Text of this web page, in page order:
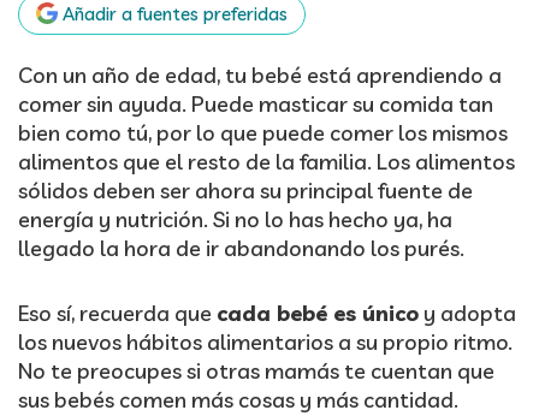
Añadir a fuentes preferidas
Con un año de edad, tu bebé está aprendiendo a
comer sin ayuda. Puede masticar su comida tan
bien como tú, por lo que puede comer los mismos
alimentos que el resto de la familia. Los alimentos
sólidos deben ser ahora su principal fuente de
energía y nutrición. Si no lo has hecho ya, ha
llegado la hora de ir abandonando los purés.
Eso sí, recuerda que cada bebé es único y adopta
los nuevos hábitos alimentarios a su propio ritmo.
No te preocupes si otras mamás te cuentan que
sus bebés comen más cosas y más cantidad.